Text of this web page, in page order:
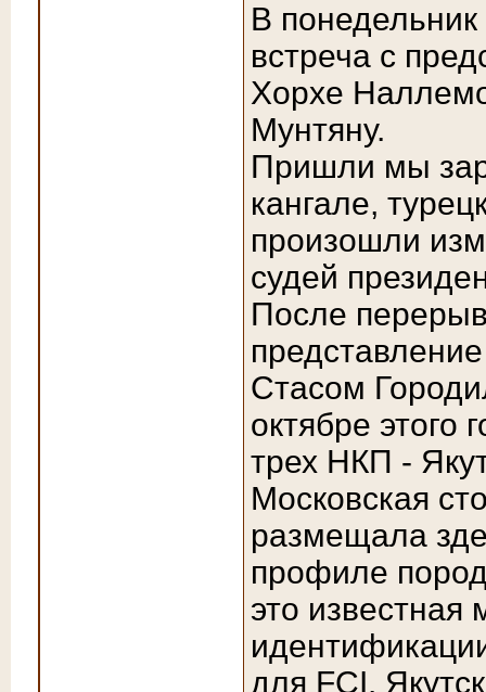
В
встреча с
Хорхе
Мунтяну.
Пришли мы
кангале,
произошли
судей
После
Стасом
октябре этого
трех НКП -
Московская
размещала
профиле
это известная
для FCI.